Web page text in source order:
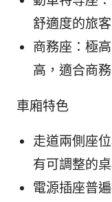
舒適度的旅客
商務座：極
高，適合商
車廂特色
走道兩側座
有可調整的
電源插座普